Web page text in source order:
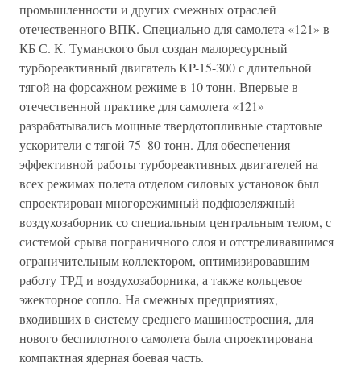
промышленности и других смежных отраслей
отечественного ВПК. Специально для самолета «121» в
КБ С. К. Туманского был создан малоресурсный
турбореактивный двигатель KP-15-300 с длительной
тягой на форсажном режиме в 10 тонн. Впервые в
отечественной практике для самолета «121»
разрабатывались мощные твердотопливные стартовые
ускорители с тягой 75–80 тонн. Для обеспечения
эффективной работы турбореактивных двигателей на
всех режимах полета отделом силовых установок был
спроектирован многорежимный подфюзеляжный
воздухозаборник со специальным центральным телом, с
системой срыва пограничного слоя и отстреливавшимся
ограничительным коллектором, оптимизировавшим
работу ТРД и воздухозаборника, а также кольцевое
эжекторное сопло. На смежных предприятиях,
входивших в систему среднего машиностроения, для
нового беспилотного самолета была спроектирована
компактная ядерная боевая часть.